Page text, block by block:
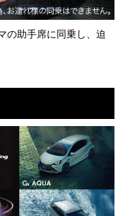
の助手席に同乗し、迫